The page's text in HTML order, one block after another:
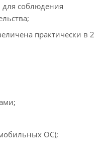
для соблюдения
практически в 2
ОС);